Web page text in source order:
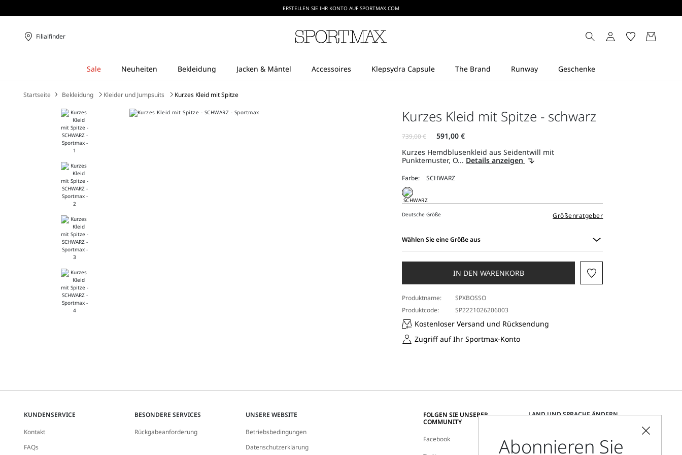
ERSTELLEN SIE IHR KONTO AUF SPORTMAX.COM
Filialfinder
Startseite Bekleidung Kleider und Jumpsuits Kurzes Kleid mit Spitze
Kurzes Kleid mit Spitze - schwarz
Kurzes Hemdblusenkleid aus Seidentwill mit
Punktemuster, O... Details anzeigen
Farbe:
Deutsche Größe Größenratgeber
Wählen Sie eine Größe aus
Sie
aus
IN DEN WARENKORB
Produktname:
SPXBOSSO
Produktcode:
SP2221026206003
Kostenloser Versand und Rücksendung
Zugriff auf Ihr Sportmax-Konto
KUNDENSERVICE
Kontakt
FAQs
BESONDERE SERVICES
Rückgabeanforderung
UNSERE WEBSITE
Betriebsbedingungen
Datenschutzerklärung
FOLGEN SIE UNSERER
COMMUNITY
Facebook
LAND UND SPRACHE ÄNDERN
Abonnieren Sie